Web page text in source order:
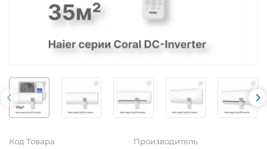
Код Товара Производитель